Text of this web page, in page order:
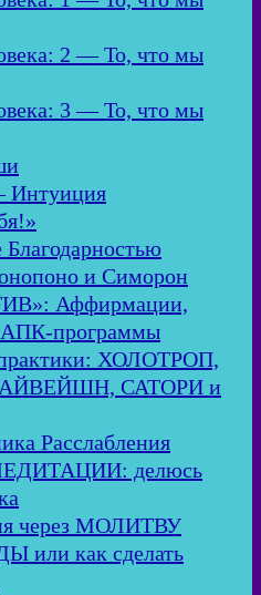
2 — То, что мы
3 — То, что мы
Интуиция
и Симорон
Аффирмации,
программы
ХОЛОТРОП,
САТОРИ и
Расслабления
делюсь
через МОЛИТВУ
или как сделать